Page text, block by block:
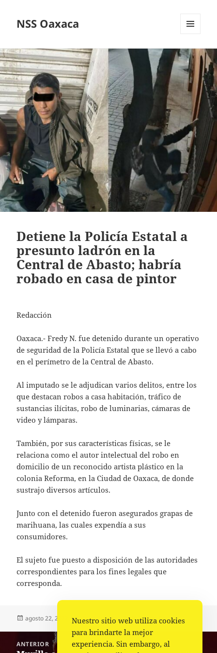
NSS Oaxaca
WIDGETS
Detiene la Policía Estatal a
presunto ladrón en la
Central de Abasto; habría
robado en casa de pintor
Redacción
Oaxaca.- Fredy N. fue detenido durante un operativo
de seguridad de la Policía Estatal que se llevó a cabo
en el perímetro de la Central de Abasto.
Al imputado se le adjudican varios delitos, entre los
que destacan robos a casa habitación, tráfico de
sustancias ilícitas, robo de luminarias, cámaras de
video y lámparas.
También, por sus características físicas, se le
relaciona como el autor intelectual del robo en
domicilio de un reconocido artista plástico en la
colonia Reforma, en la Ciudad de Oaxaca, de donde
sustrajo diversos artículos.
Junto con el detenido fueron asegurados grapas de
marihuana, las cuales expendía a sus
consumidores.
El sujeto fue puesto a disposición de las autoridades
correspondientes para los fines legales que
corresponda.
Publicado
agosto 22, 2022 Autor
La redacción Categorías
Policiaca, Portada
ANTERIOR
Nuestro sitio web utiliza cookies
para brindarte la mejor
experiencia. Sin embargo, al